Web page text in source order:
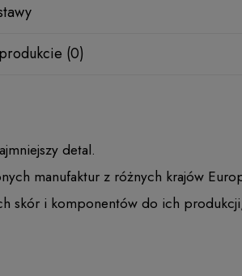
(0)
detal.
manufaktur z różnych krajów
skór i komponentów do ich